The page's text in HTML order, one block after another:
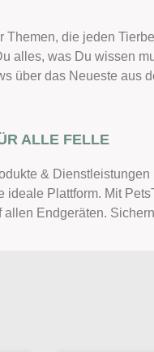
die jeden
alles, was Du wissen
über das Neueste aus
ALLE FELLE
& Dienstleistungen
ideale Plattform. Mit
allen Endgeräten.